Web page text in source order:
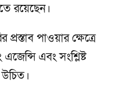
রয়েছেন।
পাওয়ার ক্ষেত্রে
এবং সংশ্লিষ্ট